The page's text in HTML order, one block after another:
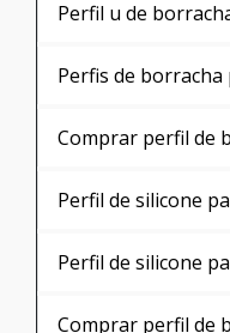
Perfil de borracha
Perfil de borracha
Perfil de silicone
Borracha perfil u
Perfil de silicone